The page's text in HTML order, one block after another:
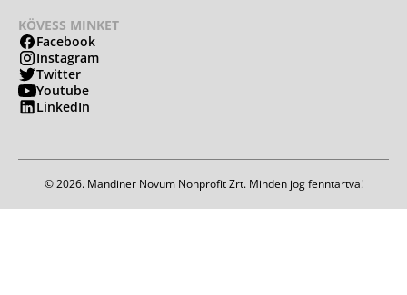
KÖVESS MINKET
Facebook
Instagram
Twitter
Youtube
LinkedIn
© 2026. Mandiner Novum Nonprofit Zrt. Minden jog fenntartva!